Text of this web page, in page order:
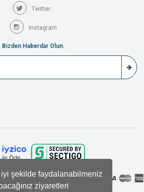
şekilde faydalanabilmeniz
ziyaretleri
Twitter
Instagram
Bizden Haberdar Olun.